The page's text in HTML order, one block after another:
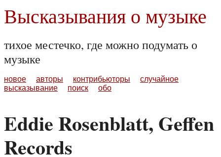
Высказывания о музыке
тихое местечко, где можно подумать о
музыке
новое авторы контрибьюторы
случайное
высказывание
поиск обо
Eddie Rosenblatt, Geffen
Records